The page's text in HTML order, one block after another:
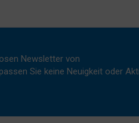
Newsletter von
Sie keine Neuigkeit oder